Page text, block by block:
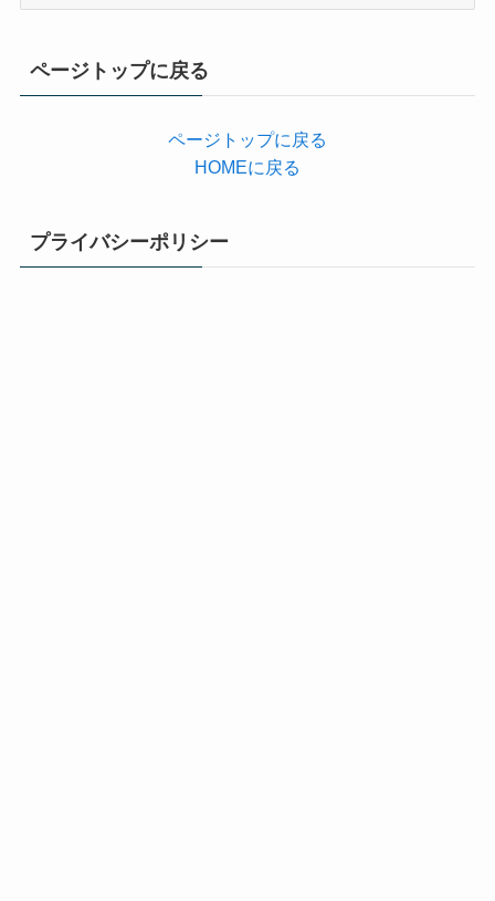
ページトップに戻る
ページトップに戻る
HOMEに戻る
プライバシーポリシー